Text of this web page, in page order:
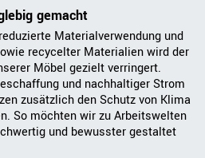
gemacht
Materialverwendung und
recycelter Materialien wird der
Möbel gezielt verringert.
und nachhaltiger Strom
zusätzlich den Schutz von Klima
So möchten wir zu Arbeitswelten
und bewusster gestaltet